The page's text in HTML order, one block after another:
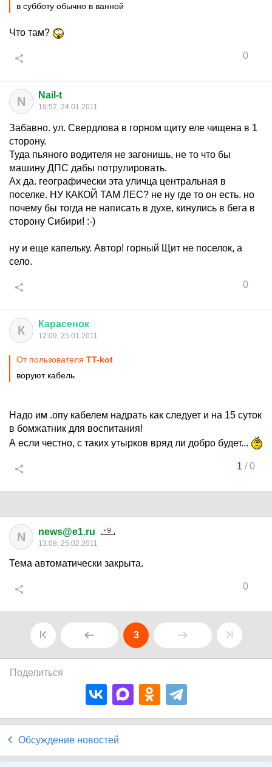
в субботу обычно в ванной
Что там?
0
N Nail-t
16:52, 24.01.2011
Забавно. ул. Свердлова в горном щиту еле чищена в 1
сторону.
Туда пьяного водителя не загонишь, не то что бы
машину ДПС дабы потрулировать.
Ах да. географически эта уличца центральная в
поселке. НУ КАКОЙ ТАМ ЛЕС? не ну где то он есть. но
почему бы тогда не написать в духе, кинулись в бега в
сторону Сибири! :-)
ну и еще капельку. Автор! горный Щит не поселок, а
село.
0
К Карасенок
12:09, 25.01.2011
От пользователя TT-kot
воруют кабель
Надо им .опу кабелем надрать как следует и на 15 суток
в бомжатник для воспитания!
А если честно, с таких утырков вряд ли добро будет...
1 /0
N news@e1.ru
13:08, 25.02.2011
Тема автоматически закрыта.
0
3
Поделиться
Обсуждение новостей